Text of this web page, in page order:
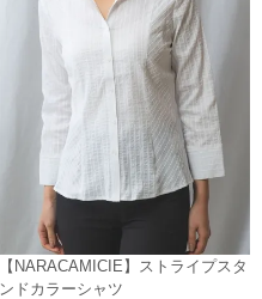
【NARACAMICIE】ストライプスタ
ンドカラーシャツ